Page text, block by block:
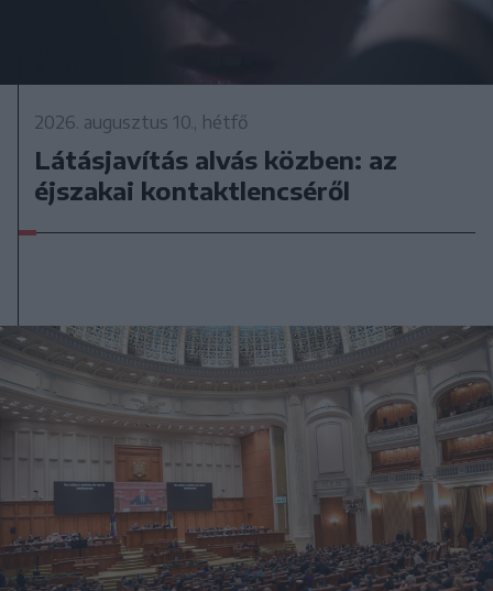
2026. augusztus 10., hétfő
Látásjavítás alvás közben: az
éjszakai kontaktlencséről